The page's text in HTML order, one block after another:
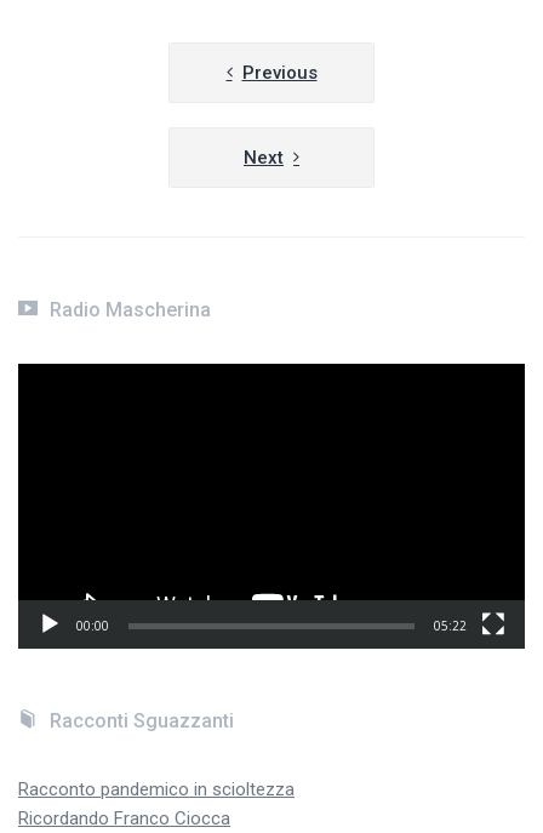
Navigazione Previous
Next
Radio Mascherina
00:00 05:22
Racconti Sguazzanti
Racconto pandemico in scioltezza
Ricordando Franco Ciocca